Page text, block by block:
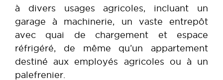
à divers usages agricoles, incluant un
garage à machinerie, un vaste entrepôt
avec quai de chargement et espace
réfrigéré, de même qu’un appartement
destiné aux employés agricoles ou à un
palefrenier.